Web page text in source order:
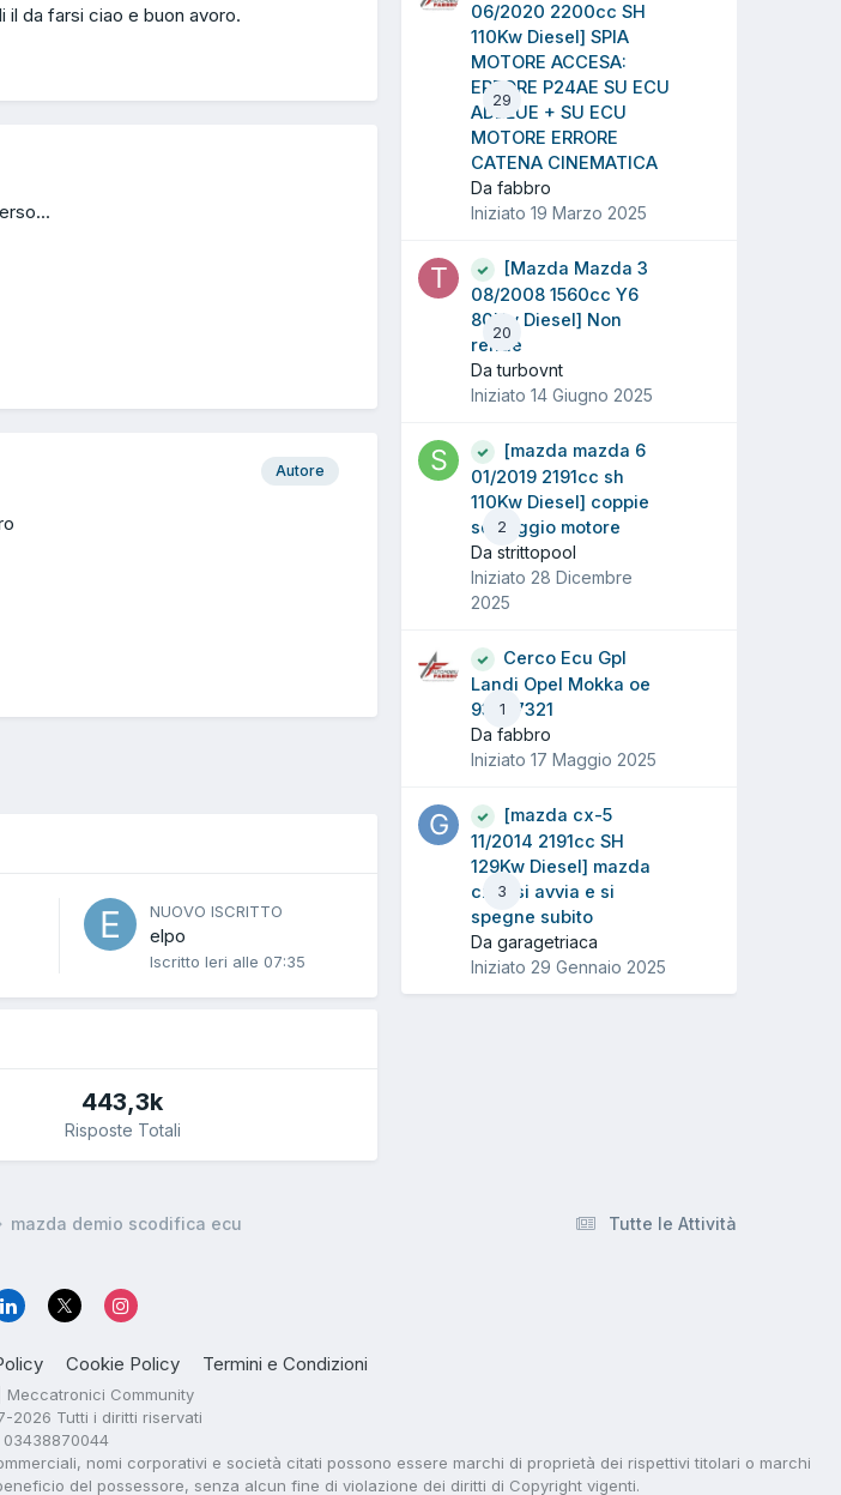
da farsi ciao e buon avoro.
Autore
NUOVO ISCRITTO
elpo
Iscritto Ieri alle 07:35
443,3k
Risposte Totali
29
06/2020 2200cc SH
110Kw Diesel] SPIA
MOTORE ACCESA:
ERRORE P24AE SU ECU
ADBLUE + SU ECU
MOTORE ERRORE
CATENA CINEMATICA
Da fabbro
Iniziato 19 Marzo 2025
20
[Mazda Mazda 3
08/2008 1560cc Y6
80Kw Diesel] Non
rende
Da turbovnt
Iniziato 14 Giugno 2025
2
[mazda mazda 6
01/2019 2191cc sh
110Kw Diesel] coppie
serraggio motore
Da strittopool
Iniziato 28 Dicembre
2025
1
Cerco Ecu Gpl
Landi Opel Mokka oe
93867321
Da fabbro
Iniziato 17 Maggio 2025
3
[mazda cx-5
11/2014 2191cc SH
129Kw Diesel] mazda
cx-5 si avvia e si
spegne subito
Da garagetriaca
Iniziato 29 Gennaio 2025
Tutte le Attività
mazda demio scodifica ecu
Cookie Policy Termini e Condizioni
Community
2026 Tutti i diritti riservati
03438870044
nomi corporativi e società citati possono essere marchi di proprietà dei rispettivi titolari o marchi
del possessore, senza alcun fine di violazione dei diritti di Copyright vigenti.